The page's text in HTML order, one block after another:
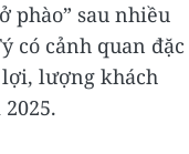
phào” sau nhiều
có cảnh quan đặc
lợi, lượng khách